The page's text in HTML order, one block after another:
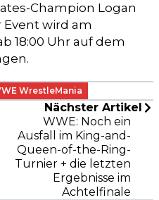
Champion Logan
wird am
18:00 Uhr auf dem
WrestleMania
Nächster Artikel
WWE: Noch ein
Ausfall im King-and-
Queen-of-the-Ring-
Turnier + die letzten
Ergebnisse im
Achtelfinale